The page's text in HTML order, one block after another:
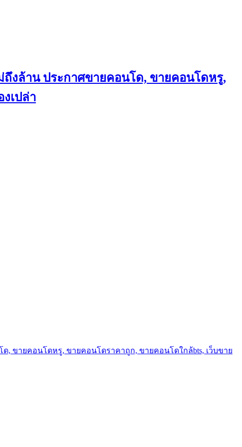
งล้าน ประกาศขายคอนโด, ขายคอนโดหรู,
เปล่า
, ขายคอนโดหรู, ขายคอนโดราคาถูก, ขายคอนโดใกล้bts, เว็บขาย